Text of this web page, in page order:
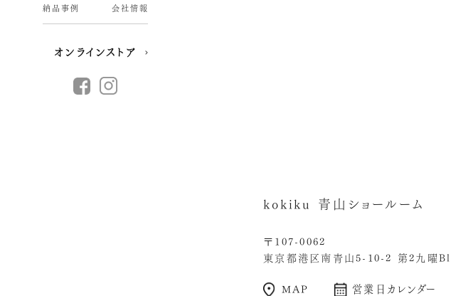
納品事例 会社情報
オンラインストア
kokiku 青山ショールーム
〒107-0062
東京都港区南青山5-10-2 第2九曜
MAP 営業日カレンダー